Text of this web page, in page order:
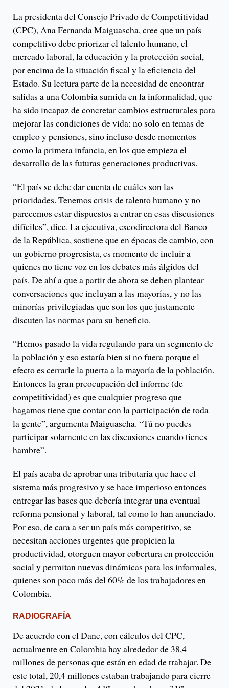
La presidenta del Consejo Privado de Competitividad
(CPC), Ana Fernanda Maiguascha, cree que un país
competitivo debe priorizar el talento humano, el
mercado laboral, la educación y la protección social,
por encima de la situación fiscal y la eficiencia del
Estado. Su lectura parte de la necesidad de encontrar
salidas a una Colombia sumida en la informalidad, que
ha sido incapaz de concretar cambios estructurales para
mejorar las condiciones de vida: no solo en temas de
empleo y pensiones, sino incluso desde momentos
como la primera infancia, en los que empieza el
desarrollo de las futuras generaciones productivas.
“El país se debe dar cuenta de cuáles son las
prioridades. Tenemos crisis de talento humano y no
parecemos estar dispuestos a entrar en esas discusiones
difíciles”, dice. La ejecutiva, excodirectora del Banco
de la República, sostiene que en épocas de cambio, con
un gobierno progresista, es momento de incluir a
quienes no tiene voz en los debates más álgidos del
país. De ahí a que a partir de ahora se deben plantear
conversaciones que incluyan a las mayorías, y no las
minorías privilegiadas que son los que justamente
discuten las normas para su beneficio.
“Hemos pasado la vida regulando para un segmento de
la población y eso estaría bien si no fuera porque el
efecto es cerrarle la puerta a la mayoría de la población.
Entonces la gran preocupación del informe (de
competitividad) es que cualquier progreso que
hagamos tiene que contar con la participación de toda
la gente”, argumenta Maiguascha. “Tú no puedes
participar solamente en las discusiones cuando tienes
hambre”.
El país acaba de aprobar una tributaria que hace el
sistema más progresivo y se hace imperioso entonces
entregar las bases que debería integrar una eventual
reforma pensional y laboral, tal como lo han anunciado.
Por eso, de cara a ser un país más competitivo, se
necesitan acciones urgentes que propicien la
productividad, otorguen mayor cobertura en protección
social y permitan nuevas dinámicas para los informales,
quienes son poco más del 60% de los trabajadores en
Colombia.
RADIOGRAFÍA
De acuerdo con el Dane, con cálculos del CPC,
actualmente en Colombia hay alrededor de 38,4
millones de personas que están en edad de trabajar. De
este total, 20,4 millones estaban trabajando para cierre